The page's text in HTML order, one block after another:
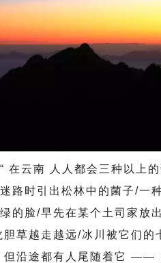
云南 人人都会三种以上的
路时引出松林中的菌子/一
的脸/早先在某个土司家放
胆草越走越远/冰川被它们
但沿途都有人尾随着它 ——